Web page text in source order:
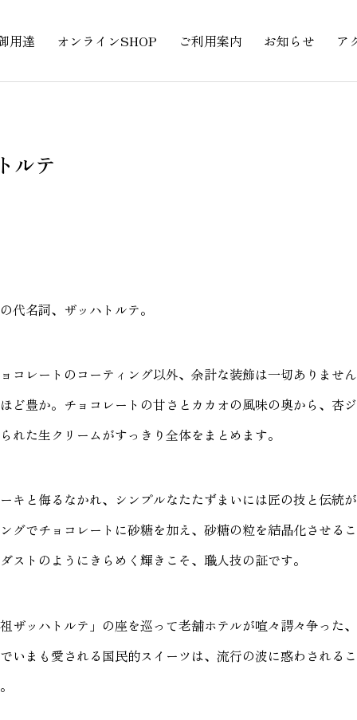
用達 オンラインSHOP ご利用案内 お知らせ ア
ルテ
代名詞、ザッハトルテ。
コレートのコーティング以外、余計な装飾は一切ありませ
ど豊か。チョコレートの甘さとカカオの風味の奥から、杏
れた生クリームがすっきり全体をまとめます。
キと侮るなかれ、シンプルなたたずまいには匠の技と伝統
グでチョコレートに砂糖を加え、砂糖の粒を結晶化させる
ストのようにきらめく輝きこそ、職人技の証です。
ザッハトルテ」の座を巡って老舗ホテルが喧々諤々争った
いまも愛される国民的スイーツは、流行の波に惑わされる